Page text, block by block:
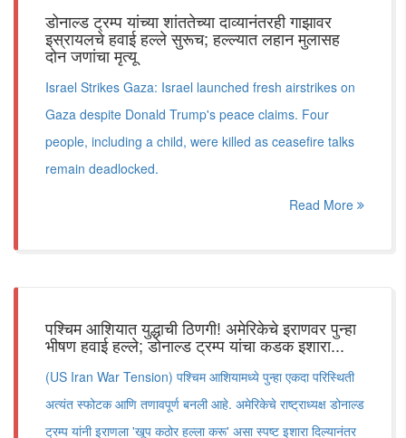
डोनाल्ड ट्रम्प यांच्या शांततेच्या दाव्यानंतरही गाझावर
इस्रायलचे हवाई हल्ले सुरूच; हल्ल्यात लहान मुलासह
दोन जणांचा मृत्यू
Israel Strikes Gaza: Israel launched fresh airstrikes on
Gaza despite Donald Trump's peace claims. Four
people, including a child, were killed as ceasefire talks
remain deadlocked.
Read More
पश्चिम आशियात युद्धाची ठिणगी! अमेरिकेचे इराणवर पुन्हा
भीषण हवाई हल्ले; डोनाल्ड ट्रम्प यांचा कडक इशारा...
(US Iran War Tension) पश्चिम आशियामध्ये पुन्हा एकदा परिस्थिती
अत्यंत स्फोटक आणि तणावपूर्ण बनली आहे. अमेरिकेचे राष्ट्राध्यक्ष डोनाल्ड
ट्रम्प यांनी इराणला 'खूप कठोर हल्ला करू' असा स्पष्ट इशारा दिल्यानंतर